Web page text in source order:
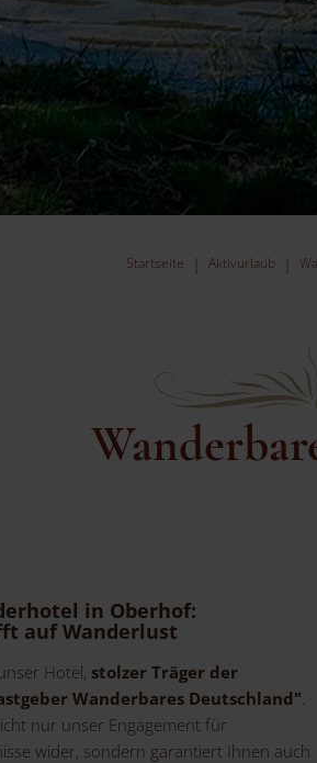
Startseite Aktivurlaub
in Oberhof:
auf Wanderlust
Hotel, stolzer Träger der
Wanderbares Deutschland"
nur unser Engagement für
wider, sondern garantiert Ihnen auch